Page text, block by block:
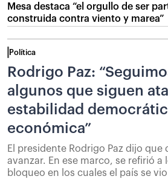
Mesa destaca “el orgullo de ser
construida contra viento y marea”
Política
Rodrigo Paz:
algunos que siguen
estabilidad
económica”
El presidente Rodrigo Paz dijo
avanzar. En ese marco, se refirió a
bloqueo en los cuales el país se